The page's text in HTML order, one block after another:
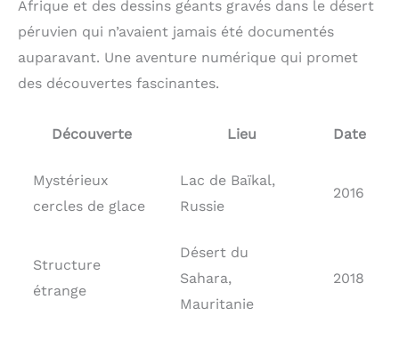
Afrique et des dessins géants gravés dans le désert
péruvien qui n’avaient jamais été documentés
auparavant. Une aventure numérique qui promet
des découvertes fascinantes.
Découverte Lieu Date
Mystérieux
cercles de glace
Lac de Baïkal,
Russie
2016
Structure
étrange
Désert du
Sahara,
Mauritanie
2018